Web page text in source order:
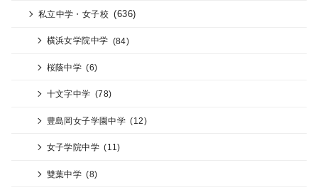
私立中学・女子校 (636)
横浜女学院中学 (84)
桜蔭中学 (6)
十文字中学 (78)
豊島岡女子学園中学 (12)
女子学院中学 (11)
雙葉中学 (8)